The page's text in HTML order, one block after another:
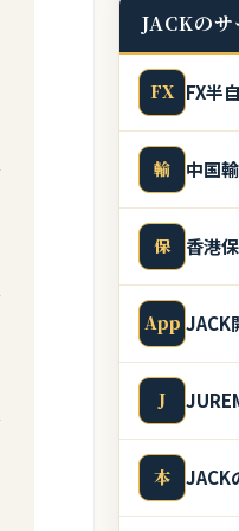
JACKの
FX FX半
輸 中国
保 香港
App JACK
J
本 JACK